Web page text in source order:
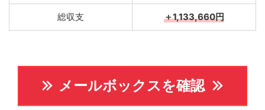
総収支 ＋1,133,660円
メールボックスを確認